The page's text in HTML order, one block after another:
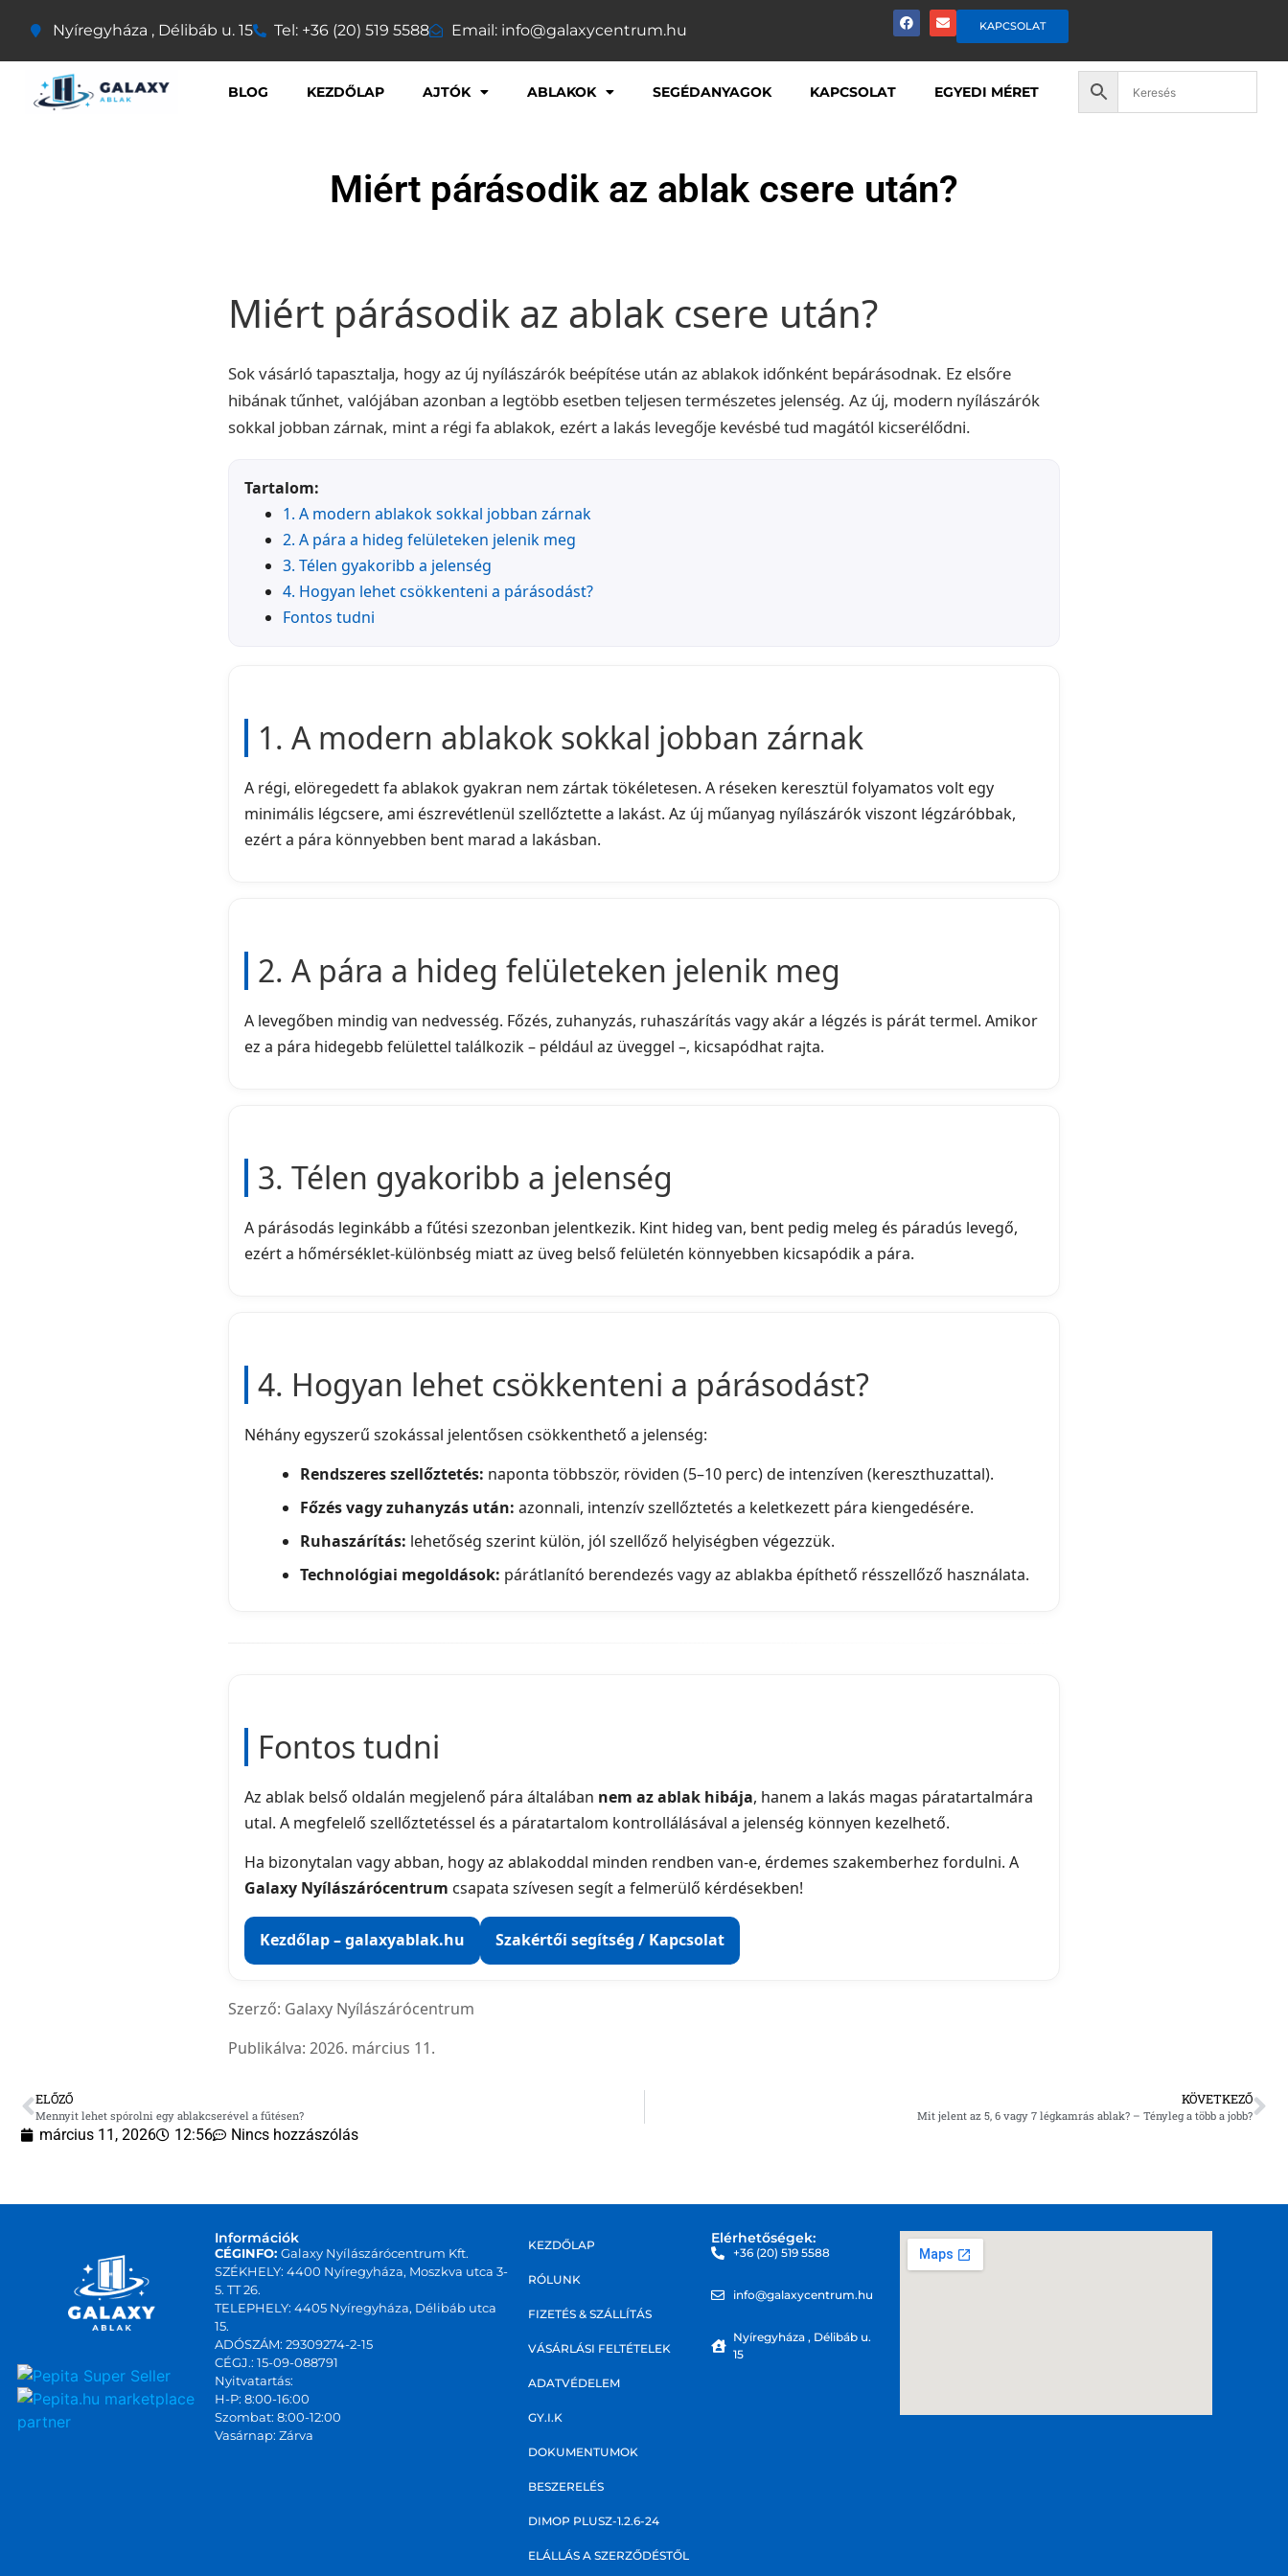
Nyíregyháza , Délibáb u. 15 Tel: +36 (20) 519 5588 Email: info@galaxycentrum.hu KAPCSOLAT
BLOG KEZDŐLAP AJTÓK ABLAKOK SEGÉDANYAGOK KAPCSOLAT EGYEDI MÉRET
Miért párásodik az ablak csere után?
Miért párásodik az ablak csere után?
Sok vásárló tapasztalja, hogy az új nyílászárók beépítése után az ablakok időnként bepárásodnak. Ez elsőre
hibának tűnhet, valójában azonban a legtöbb esetben teljesen természetes jelenség. Az új, modern nyílászárók
sokkal jobban zárnak, mint a régi fa ablakok, ezért a lakás levegője kevésbé tud magától kicserélődni.
Tartalom:
1. A modern ablakok sokkal jobban zárnak
2. A pára a hideg felületeken jelenik meg
3. Télen gyakoribb a jelenség
4. Hogyan lehet csökkenteni a párásodást?
Fontos tudni
1. A modern ablakok sokkal jobban zárnak
A régi, elöregedett fa ablakok gyakran nem zártak tökéletesen. A réseken keresztül folyamatos volt egy
minimális légcsere, ami észrevétlenül szellőztette a lakást. Az új műanyag nyílászárók viszont légzáróbbak,
ezért a pára könnyebben bent marad a lakásban.
2. A pára a hideg felületeken jelenik meg
A levegőben mindig van nedvesség. Főzés, zuhanyzás, ruhaszárítás vagy akár a légzés is párát termel. Amikor
ez a pára hidegebb felülettel találkozik – például az üveggel –, kicsapódhat rajta.
3. Télen gyakoribb a jelenség
A párásodás leginkább a fűtési szezonban jelentkezik. Kint hideg van, bent pedig meleg és páradús levegő,
ezért a hőmérséklet-különbség miatt az üveg belső felületén könnyebben kicsapódik a pára.
4. Hogyan lehet csökkenteni a párásodást?
Néhány egyszerű szokással jelentősen csökkenthető a jelenség:
Rendszeres szellőztetés: naponta többször, röviden (5–10 perc) de intenzíven (kereszthuzattal).
Főzés vagy zuhanyzás után: azonnali, intenzív szellőztetés a keletkezett pára kiengedésére.
Ruhaszárítás: lehetőség szerint külön, jól szellőző helyiségben végezzük.
Technológiai megoldások: párátlanító berendezés vagy az ablakba építhető résszellőző használata.
Fontos tudni
Az ablak belső oldalán megjelenő pára általában nem az ablak hibája, hanem a lakás magas páratartalmára
utal. A megfelelő szellőztetéssel és a páratartalom kontrollálásával a jelenség könnyen kezelhető.
Ha bizonytalan vagy abban, hogy az ablakoddal minden rendben van‑e, érdemes szakemberhez fordulni. A
Galaxy Nyílászárócentrum csapata szívesen segít a felmerülő kérdésekben!
Kezdőlap – galaxyablak.hu Szakértői segítség / Kapcsolat
Szerző: Galaxy Nyílászárócentrum
Publikálva: 2026. március 11.
ELŐZŐ
Mennyit lehet spórolni egy ablakcserével a fűtésen?
KÖVETKEZŐ
Mit jelent az 5, 6 vagy 7 légkamrás ablak? – Tényleg a több a jobb?
március 11, 2026 12:56 Nincs hozzászólás
marketplace
partner
Információk
CÉGINFO:Galaxy Nyílászárócentrum Kft.
SZÉKHELY: 4400 Nyíregyháza, Moszkva utca 3-
5. TT 26.
TELEPHELY: 4405 Nyíregyháza, Délibáb utca
15.
ADÓSZÁM: 29309274-2-15
CÉGJ.: 15-09-088791
Nyitvatartás:
H-P: 8:00-16:00
Szombat: 8:00-12:00
Vasárnap: Zárva
KEZDŐLAP
RÓLUNK
FIZETÉS & SZÁLLÍTÁS
VÁSÁRLÁSI FELTÉTELEK
ADATVÉDELEM
GY.I.K
DOKUMENTUMOK
BESZERELÉS
DIMOP PLUSZ-1.2.6-24
ELÁLLÁS A SZERZŐDÉSTŐL
Elérhetőségek:
+36 (20) 519 5588
info@galaxycentrum.hu
Nyíregyháza , Délibáb u.
15